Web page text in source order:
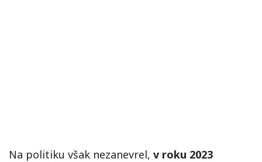
Na politiku však nezanevrel, v roku 2023